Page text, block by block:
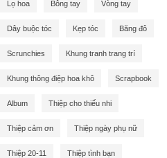
Lọ hoa Bông tay Vòng tay
Dây buộc tóc Kẹp tóc Băng đô
Scrunchies Khung tranh trang trí
Khung thông điệp hoa khô Scrapbook
Album Thiệp cho thiếu nhi
Thiệp cảm ơn Thiệp ngày phụ nữ
Thiệp 20-11 Thiệp tình bạn